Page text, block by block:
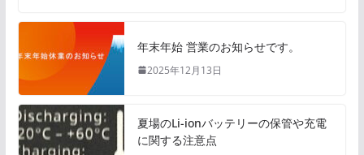
年末年始 営業のお知らせです。
2025年12月13日
夏場のLi-ionバッテリーの保管や充電
に関する注意点